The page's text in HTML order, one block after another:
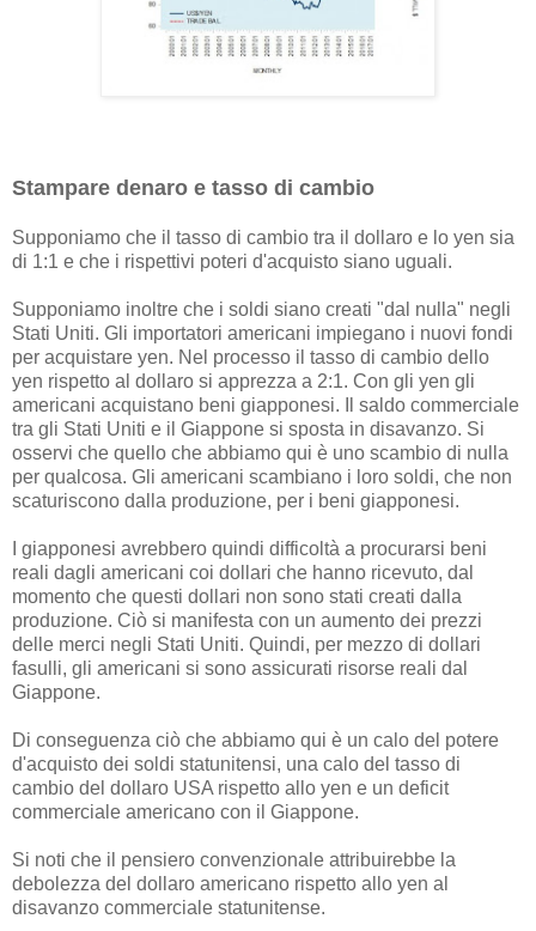
Stampare denaro e tasso di cambio
Supponiamo che il tasso di cambio tra il dollaro e lo yen sia
di 1:1 e che i rispettivi poteri d'acquisto siano uguali.
Supponiamo inoltre che i soldi siano creati "dal nulla" negli
Stati Uniti. Gli importatori americani impiegano i nuovi fondi
per acquistare yen. Nel processo il tasso di cambio dello
yen rispetto al dollaro si apprezza a 2:1. Con gli yen gli
americani acquistano beni giapponesi. Il saldo commerciale
tra gli Stati Uniti e il Giappone si sposta in disavanzo. Si
osservi che quello che abbiamo qui è uno scambio di nulla
per qualcosa. Gli americani scambiano i loro soldi, che non
scaturiscono dalla produzione, per i beni giapponesi.
I giapponesi avrebbero quindi difficoltà a procurarsi beni
reali dagli americani coi dollari che hanno ricevuto, dal
momento che questi dollari non sono stati creati dalla
produzione. Ciò si manifesta con un aumento dei prezzi
delle merci negli Stati Uniti. Quindi, per mezzo di dollari
fasulli, gli americani si sono assicurati risorse reali dal
Giappone.
Di conseguenza ciò che abbiamo qui è un calo del potere
d'acquisto dei soldi statunitensi, una calo del tasso di
cambio del dollaro USA rispetto allo yen e un deficit
commerciale americano con il Giappone.
Si noti che il pensiero convenzionale attribuirebbe la
debolezza del dollaro americano rispetto allo yen al
disavanzo commerciale statunitense.